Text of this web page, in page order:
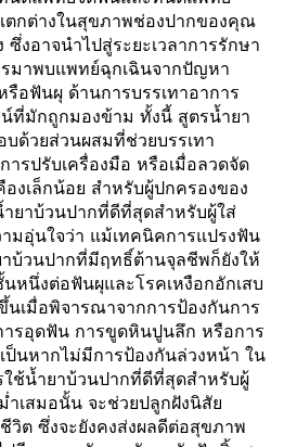
ตกต่างในสุขภาพช่องปากของคุณ
งอาจนำไปสู่ระยะเวลาการรักษา
มาพบแพทย์ฉุกเฉินจากปัญหา
รือฟันผุ ด้านการบรรเทาอาการ
ที่มักถูกมองข้าม ทั้งนี้ สูตรน้ำยา
ด้วยส่วนผสมที่ช่วยบรรเทา
ารปรับเครื่องมือ หรือเมื่อลวดจัด
งเล็กน้อย สำหรับผู้ปกครองของ
ยาบ้วนปากที่ดีที่สุดสำหรับผู้ใส่
มอุ่นใจว่า แม้เทคนิคการแปรงฟัน
บ้วนปากที่มีฤทธิ์ต้านจุลชีพก็ยังให้
หนึ่งต่อฟันผุและโรคเหงือกอักเสบ
เมื่อพิจารณาจากการป้องกันการ
รอุดฟัน การขูดหินปูนลึก หรือการ
นหากไม่มีการป้องกันล่วงหน้า ใน
ช้น้ำยาบ้วนปากที่ดีที่สุดสำหรับผู้
ำเสมอนั้น จะช่วยปลูกฝังนิสัย
ต ซึ่งจะยังคงส่งผลดีต่อสุขภาพ